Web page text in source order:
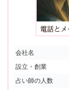
会社名
設立・創業
占い師の人数